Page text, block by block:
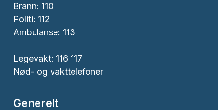
Brann: 110
Politi: 112
Ambulanse: 113
Legevakt: 116 117
Nød- og vakttelefoner
Generelt